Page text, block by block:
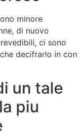
minore
di nuovo
ci sono
decifrarlo in con
un tale
piu